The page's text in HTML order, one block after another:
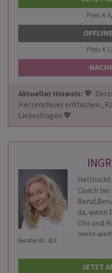
Preis: €
Preis: €
Aktueller Hinweis: 💖
Herzensfeuer entfachen ,
Liebesfragen 💖
Coach
da, wenn
Ohr und
mehr
Berater-ID: 413
JETZT